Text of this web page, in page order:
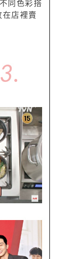
同色彩搭
店裡賣
3.